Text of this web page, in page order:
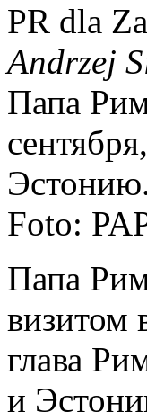
PR dla
Andrzej
Папа
Foto:
Папа
визитом
глава
и